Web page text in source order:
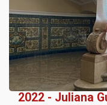
2022 - Juliana